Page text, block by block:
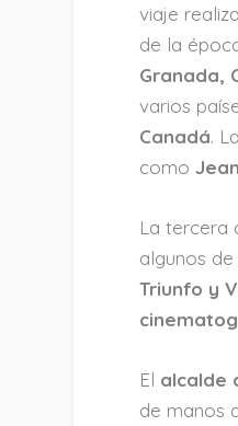
viaje
de la
Granada,
varios
Canadá.
como
La tercera
algunos de
Triunfo y
El alcalde
de manos